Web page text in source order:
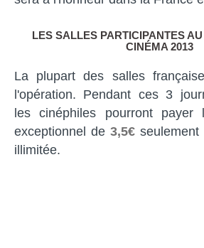
LES SALLES PARTICIPANTES
CINÉMA 2013
La plupart des salles
l'opération. Pendant ces 3
les cinéphiles pourront
exceptionnel de3,5€
illimitée.